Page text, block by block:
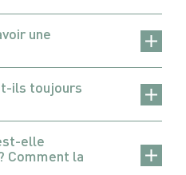
une
ils toujours
elle
Comment la